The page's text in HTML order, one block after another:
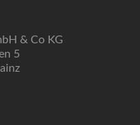
& Co KG
5